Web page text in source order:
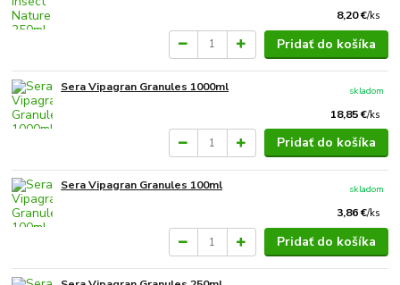
8,20 €/ks
Pridať do košíka
Sera Vipagran Granules 1000ml
18,85 €/ks
skladom
Pridať do košíka
Sera Vipagran Granules 100ml
3,86 €/ks
skladom
Pridať do košíka